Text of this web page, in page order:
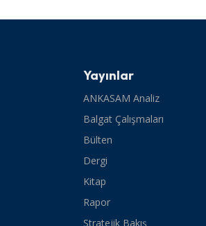
Yayınlar
ANKASAM Analiz
Balgat Çalışmaları
Bülten
Dergi
Kitap
Rapor
Stratejik Bakış